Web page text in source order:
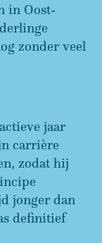
in Oost-
zonder veel
jaar
carrière
zodat hij
jonger dan
definitief